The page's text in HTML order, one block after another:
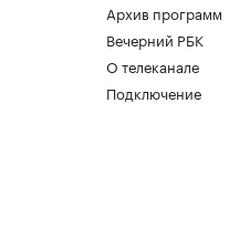
Архив программ
Вечерний РБК
О телеканале
Подключение